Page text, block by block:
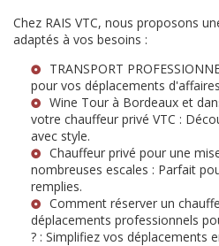
Chez RAIS VTC, nous proposons
adaptés à vos besoins :
TRANSPORT
pour vos déplacements
Wine Tour à Bordeaux et
votre chauffeur privé VTC :
avec style.
Chauffeur privé pour une
nombreuses escales : Parfait
remplies.
Comment réserver un
déplacements professionnels
? : Simplifiez vos déplacements